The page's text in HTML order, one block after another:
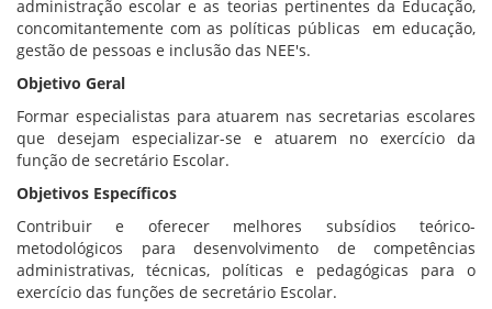
administração escolar e as teorias pertinentes da Educação,
concomitantemente com as políticas públicas em educação,
gestão de pessoas e inclusão das NEE's.
Objetivo Geral
Formar especialistas para atuarem nas secretarias escolares
que desejam especializar-se e atuarem no exercício da
função de secretário Escolar.
Objetivos Específicos
Contribuir e oferecer melhores subsídios teórico-
metodológicos para desenvolvimento de competências
administrativas, técnicas, políticas e pedagógicas para o
exercício das funções de secretário Escolar.